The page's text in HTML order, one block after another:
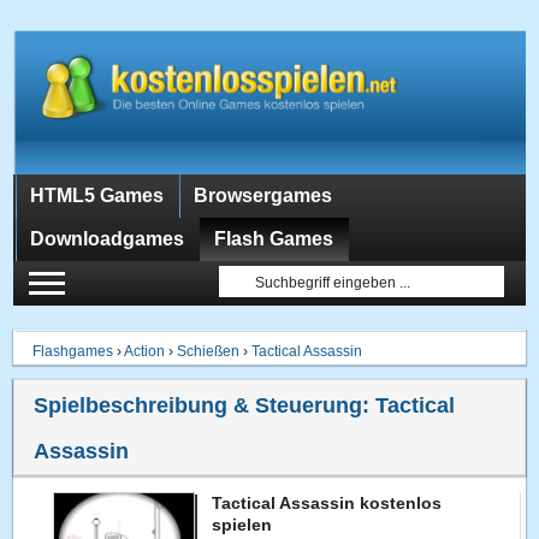
HTML5 Games Browsergames
Downloadgames Flash Games
Flashgames ›Action ›Schießen ›Tactical Assassin
Spielbeschreibung & Steuerung:Tactical
Assassin
Tactical Assassin kostenlos
spielen